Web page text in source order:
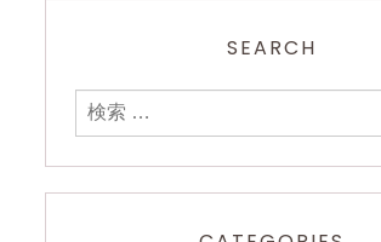
SEARCH
検
索